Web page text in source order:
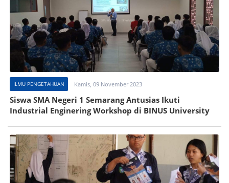
ILMU PENGETAHUAN Kamis, 09 November 2023
Siswa SMA Negeri 1 Semarang Antusias Ikuti
Industrial Enginering Workshop di BINUS University